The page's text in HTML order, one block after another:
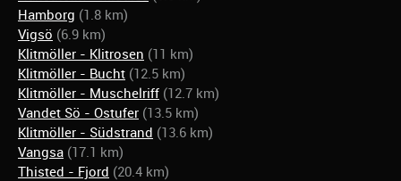
Hamborg (1.8 km)
Vigsö (6.9 km)
Klitmöller - Klitrosen (11 km)
Klitmöller - Bucht (12.5 km)
Klitmöller - Muschelriff (12.7 km)
Vandet Sö - Ostufer (13.5 km)
Klitmöller - Südstrand (13.6 km)
Vangsa (17.1 km)
Thisted - Fjord (20.4 km)